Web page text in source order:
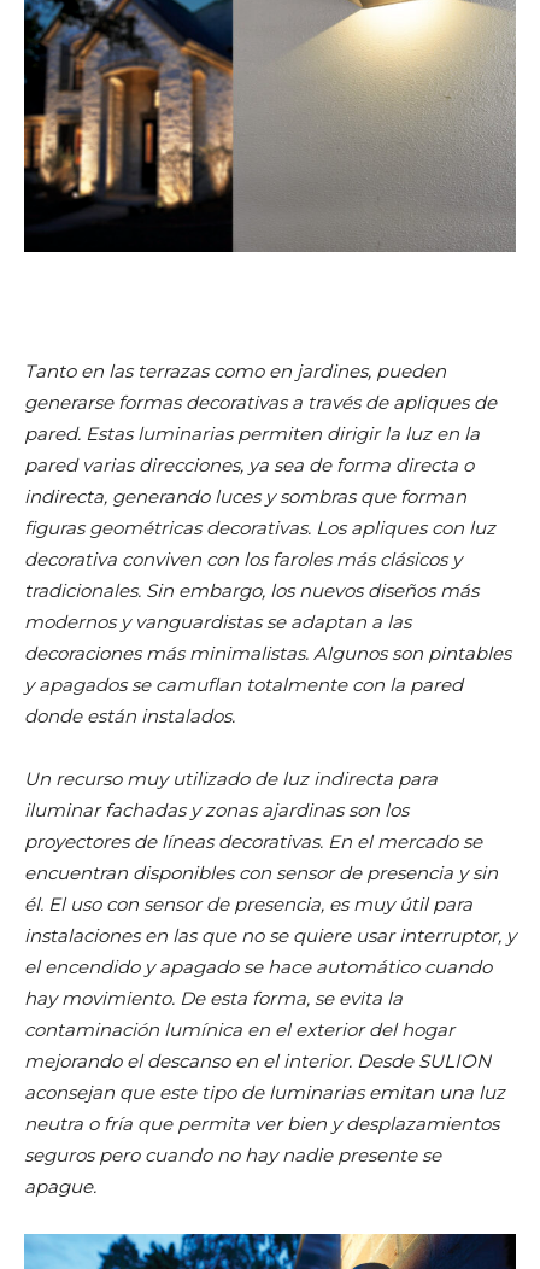
Tanto en las terrazas como en jardines, pueden
generarse formas decorativas a través de apliques de
pared. Estas luminarias permiten dirigir la luz en la
pared varias direcciones, ya sea de forma directa o
indirecta, generando luces y sombras que forman
figuras geométricas decorativas. Los apliques con luz
decorativa conviven con los faroles más clásicos y
tradicionales. Sin embargo, los nuevos diseños más
modernos y vanguardistas se adaptan a las
decoraciones más minimalistas. Algunos son pintables
y apagados se camuflan totalmente con la pared
donde están instalados.
Un recurso muy utilizado de luz indirecta para
iluminar fachadas y zonas ajardinas son los
proyectores de líneas decorativas. En el mercado se
encuentran disponibles con sensor de presencia y sin
él. El uso con sensor de presencia, es muy útil para
instalaciones en las que no se quiere usar interruptor, y
el encendido y apagado se hace automático cuando
hay movimiento. De esta forma, se evita la
contaminación lumínica en el exterior del hogar
mejorando el descanso en el interior. Desde SULION
aconsejan que este tipo de luminarias emitan una luz
neutra o fría que permita ver bien y desplazamientos
seguros pero cuando no hay nadie presente se
apague.